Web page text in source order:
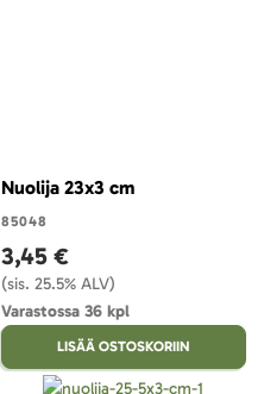
Nuolija 23x3 cm
85048
3,45 €
(sis. 25.5% ALV)
Varastossa 36 kpl
LISÄÄ OSTOSKORIIN